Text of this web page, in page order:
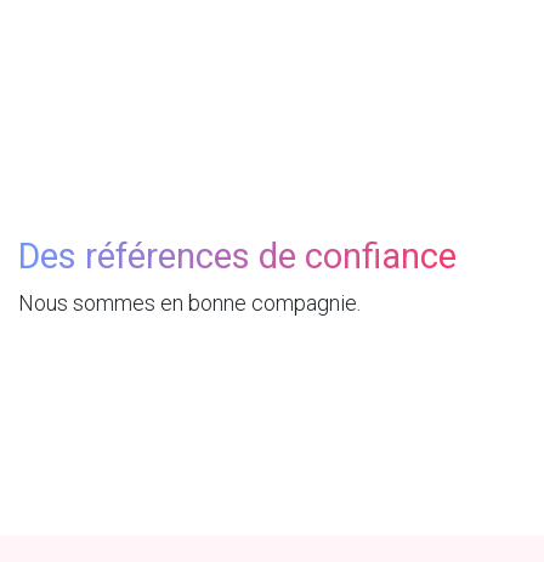
Des références de confiance
Nous sommes en bonne compagnie.